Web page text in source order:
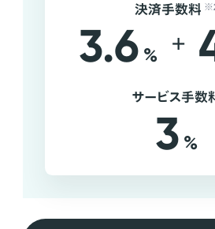
決済手数料
3.6 % +
サービス手数
3 %